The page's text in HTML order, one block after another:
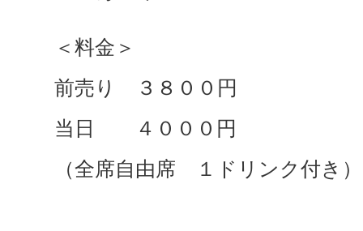
＜料金＞
前売り ３８００円
当日 ４０００円
（全席自由席 １ドリンク付き）